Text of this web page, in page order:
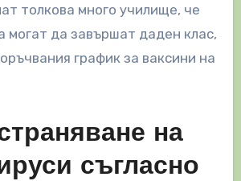
толкова много училище, че
могат да завършат даден клас,
график за ваксини на
на
съгласно